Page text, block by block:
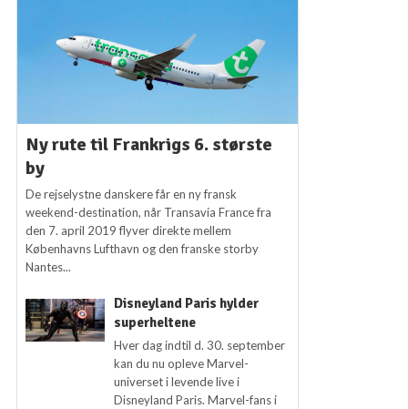
Ny rute til Frankrigs 6. største
by
De rejselystne danskere får en ny fransk
weekend-destination, når Transavia France fra
den 7. april 2019 flyver direkte mellem
Københavns Lufthavn og den franske storby
Nantes...
Disneyland Paris hylder
superheltene
Hver dag indtil d. 30. september
kan du nu opleve Marvel-
universet i levende live i
Disneyland Paris. Marvel-fans i